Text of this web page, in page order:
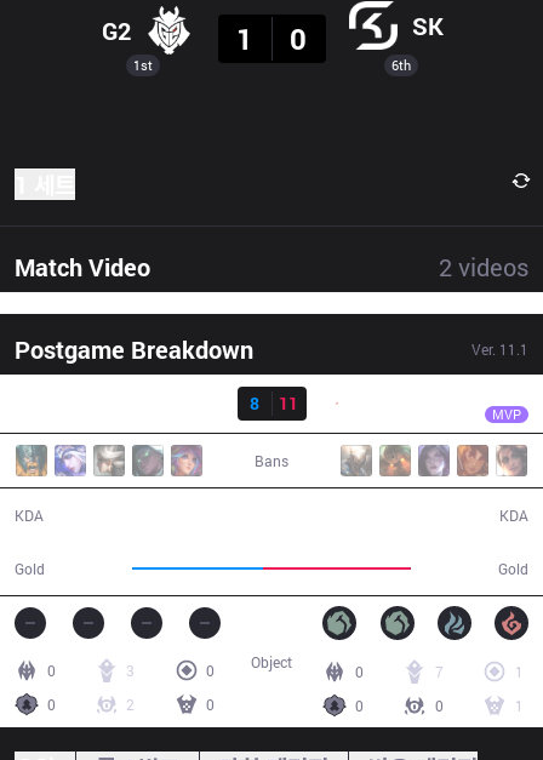
1st
G2
1
0 SK
6th
Match Video 2 videos
Postgame Breakdown Ver. 11.1
8
11 MVP
Bans
KDA
Gold Gold
KDA
0 3
0
0
2 0
0 7
1
0
0 1
Object